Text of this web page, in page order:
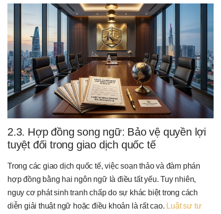
2.3. Hợp đồng song ngữ: Bảo vệ quyền lợi
tuyệt đối trong giao dịch quốc tế
Trong các giao dịch quốc tế, việc soạn thảo và đàm phán
hợp đồng bằng hai ngôn ngữ là điều tất yếu. Tuy nhiên,
nguy cơ phát sinh tranh chấp do sự khác biệt trong cách
diễn giải thuật ngữ hoặc điều khoản là rất cao. Luật sư tư